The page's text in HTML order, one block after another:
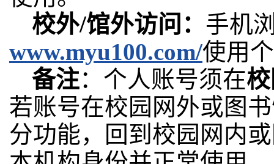
校外/馆外访问： 手机
www.myu100.com/使用
备注：个人账号须在
若账号在校园网外或图
分功能，回到校园网内